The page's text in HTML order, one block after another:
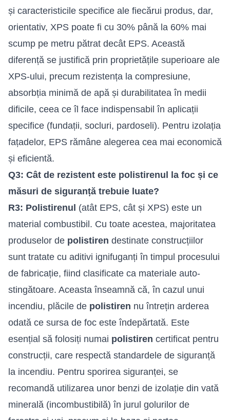
și caracteristicile specifice ale fiecărui produs, dar,
orientativ, XPS poate fi cu 30% până la 60% mai
scump pe metru pătrat decât EPS. Această
diferență se justifică prin proprietățile superioare ale
XPS-ului, precum rezistența la compresiune,
absorbția minimă de apă și durabilitatea în medii
dificile, ceea ce îl face indispensabil în aplicații
specifice (fundații, socluri, pardoseli). Pentru izolația
fațadelor, EPS rămâne alegerea cea mai economică
și eficientă.
Q3: Cât de rezistent este polistirenul la foc și ce
măsuri de siguranță trebuie luate?
R3: Polistirenul (atât EPS, cât și XPS) este un
material combustibil. Cu toate acestea, majoritatea
produselor de polistiren destinate construcțiilor
sunt tratate cu aditivi ignifuganți în timpul procesului
de fabricație, fiind clasificate ca materiale auto-
stingătoare. Aceasta înseamnă că, în cazul unui
incendiu, plăcile de polistiren nu întrețin arderea
odată ce sursa de foc este îndepărtată. Este
esențial să folosiți numai polistiren certificat pentru
construcții, care respectă standardele de siguranță
la incendiu. Pentru sporirea siguranței, se
recomandă utilizarea unor benzi de izolație din vată
minerală (incombustibilă) în jurul golurilor de